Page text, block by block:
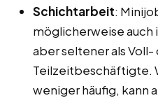
Schichtarbeit:
möglicherweise auch
aber seltener als Voll-
Teilzeitbeschäftigte.
weniger häufig, kann